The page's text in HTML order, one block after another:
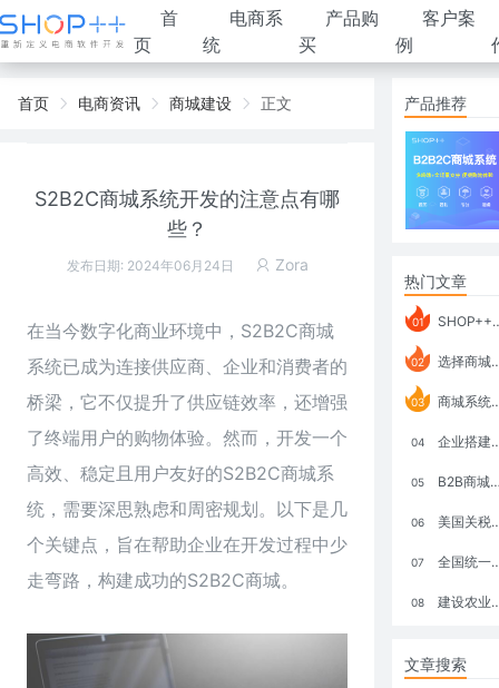
首
页
电商系
统
产品购
买
客户案
例
首页 电商资讯 商城建设 正文
S2B2C商城系统开发的注意点有哪
些？
发布日期: 2024年06月24日 Zora
在当今数字化商业环境中， S2B2C商城
系统已成为连接供应商、企业和消费者的
桥梁，它不仅提升了供应链效率，还增强
了终端用户的购物体验。然而，开发一个
高效、稳定且用户友好的S2B2C商城系
统，需要深思熟虑和周密规划。以下是几
个关键点，旨在帮助企业在开发过程中少
走弯路，构建成功的S2B2C商城。
产品推荐
热门文章
01 SHOP++ B2B2C V9.1 全新发布 新亮点
02 选择商城系统要考虑哪些问题？
03 商城系统如何打通跨境电商模式？
04 企业搭建积分商城系统要注意什么？
05 B2B商城系统搭建：开发语言、功能、优势分析
06 美国关税政策冲击全球电商格局：五大类平台受重创，转型与自救成关键
07 全国统一大市场：电商如何掘金新蓝海？
08 建设农业强国，网上商城来助力！
文章搜索